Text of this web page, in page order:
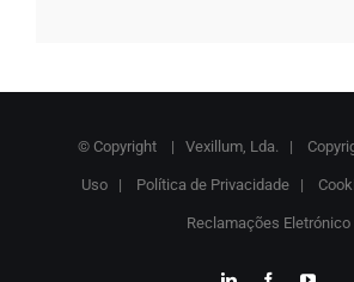
© Copyright | Vexillum, Lda. |
Uso | Política de Privacidade |
Reclamações Eletrónico